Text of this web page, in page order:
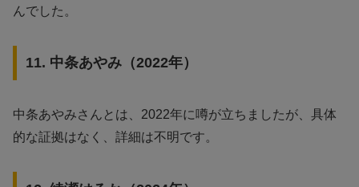
んでした。
11. 中条あやみ（2022年）
中条あやみさんとは、2022年に噂が立ちましたが、具体
的な証拠はなく、詳細は不明です。